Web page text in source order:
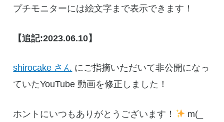
プチモニターには絵文字まで表示できます！
【追記:2023.06.10】
shirocake さん にご指摘いただいて非公開になっ
ていたYouTube 動画を修正しました！
ホントにいつもありがとうございます！
m(_